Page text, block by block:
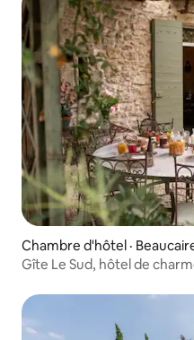
Chambre d'hôtel ·
Gîte Le Sud, hôtel de